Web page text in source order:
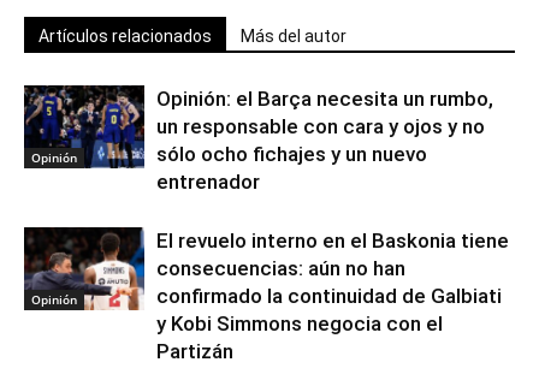
Artículos relacionados Más del autor
Opinión
Opinión: el Barça necesita un rumbo,
un responsable con cara y ojos y no
sólo ocho fichajes y un nuevo
entrenador
Opinión
El revuelo interno en el Baskonia tiene
consecuencias: aún no han
confirmado la continuidad de Galbiati
y Kobi Simmons negocia con el
Partizán